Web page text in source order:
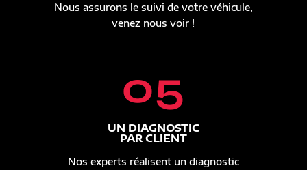
Nous assurons le suivi de votre véhicule,
venez nous voir !
05
UN DIAGNOSTIC
PAR CLIENT
Nos experts réalisent un diagnostic